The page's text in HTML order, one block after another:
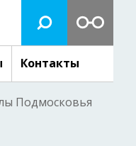
Контакты
Подмосковья